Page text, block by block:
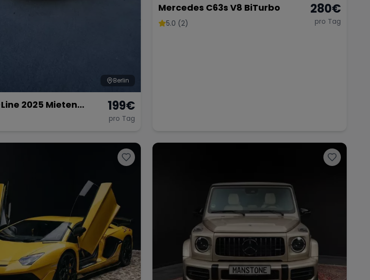
Berlin
2025 Mieten
Mieten⎹
199€
pro Tag
Mercedes C63s V8 BiTurbo
5.0 (2)
280€
pro Tag